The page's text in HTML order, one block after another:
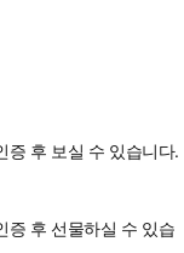
증 후 보실 수 있습니다.
증 후 선물하실 수 있습